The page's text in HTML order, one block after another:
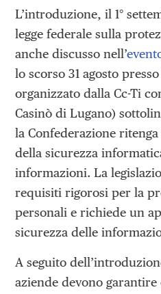
L’introduzione, il 1°
legge federale sulla
anche discusso nell’
lo scorso 31 agosto
organizzato dalla Cc-Ti
Casinò di Lugano)
la Confederazione
della sicurezza
informazioni. La
requisiti rigorosi per la
personali e richiede un
sicurezza delle
A seguito
aziende devono garantire